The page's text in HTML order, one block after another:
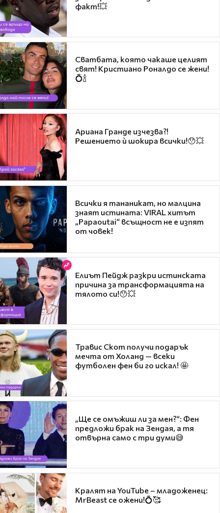
факт!💥
Сватбата, която чакаше целият
свят! Кристиано Роналдо се жени!
💍🍾
Ариана Гранде изчезва?!
Решението ѝ шокира всички!😯💥
Всички я тананикат, но малцина
знаят истината: VIRAL хитът
„Papaoutai“ всъщност не е изпят
от човек!
Елиът Пейдж разкри истинската
причина за трансформацията на
тялото си!😯💥
Травис Скот получи подарък
мечта от Холанд — всеки
футболен фен би го искал! 🤩
„Ще се омъжиш ли за мен?“: Фен
предложи брак на Зендая, а тя
отвърна само с три думи😅
Кралят на YouTube – младоженец:
MrBeast се ожени!💍🥰